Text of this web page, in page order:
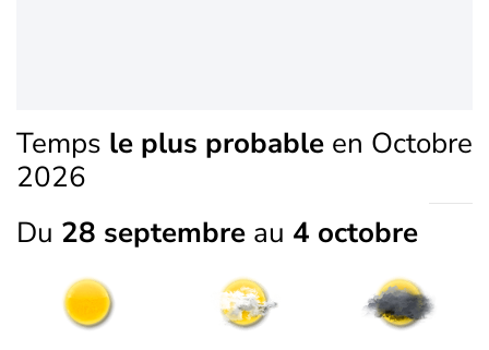
Temps le plus probable en Octobre
2026
Du 28 septembre au 4 octobre